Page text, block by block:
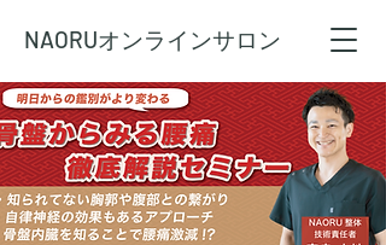
NAORUオンラインサロン